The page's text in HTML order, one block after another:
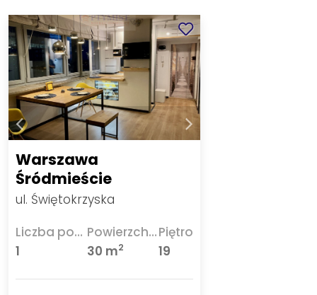
Warszawa
Śródmieście
ul. Świętokrzyska
Liczba pokoi
1
Powierzchnia
30 m2
Piętro
19